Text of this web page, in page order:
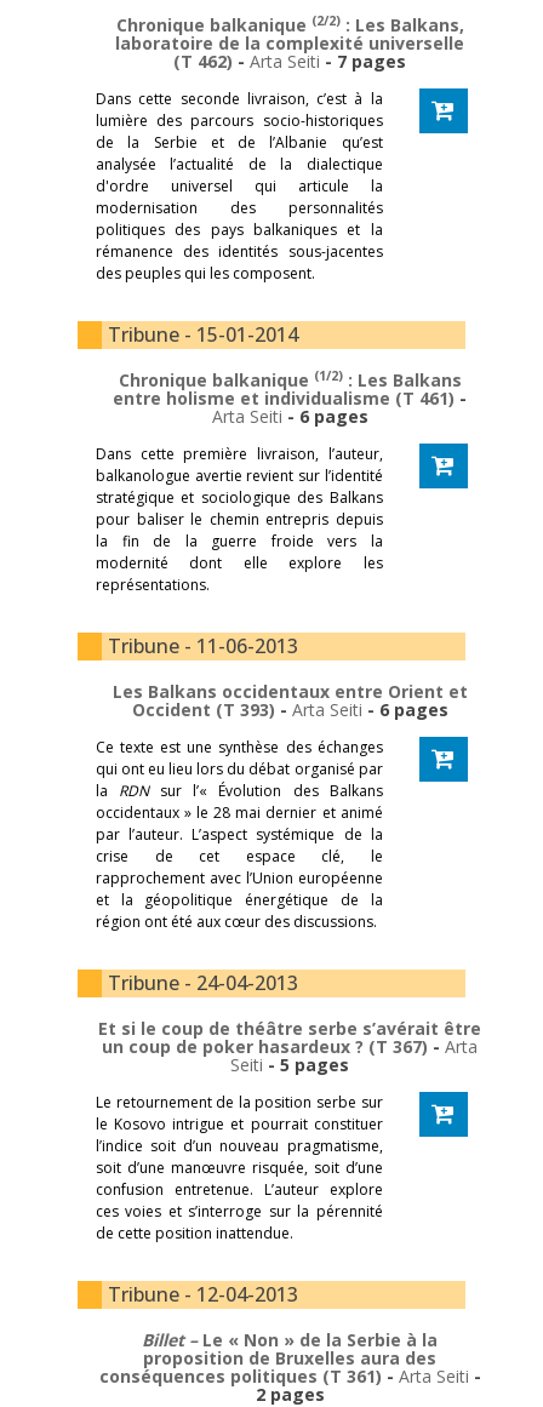
Chronique balkanique (2/2): Les Balkans,
laboratoire de la complexité universelle
(T 462) - Arta Seiti - 7 pages
Dans cette seconde livraison, c’est à la
lumière des parcours socio-historiques
de la Serbie et de l’Albanie qu’est
analysée l’actualité de la dialectique
d'ordre universel qui articule la
modernisation des personnalités
politiques des pays balkaniques et la
rémanence des identités sous-jacentes
des peuples qui les composent.
Tribune - 15-01-2014
Chronique balkanique (1/2): Les Balkans
entre holisme et individualisme (T 461) -
Arta Seiti - 6 pages
Dans cette première livraison, l’auteur,
balkanologue avertie revient sur l’identité
stratégique et sociologique des Balkans
pour baliser le chemin entrepris depuis
la fin de la guerre froide vers la
modernité dont elle explore les
représentations.
Tribune - 11-06-2013
Les Balkans occidentaux entre Orient et
Occident (T 393) - Arta Seiti - 6 pages
Ce texte est une synthèse des échanges
qui ont eu lieu lors du débat organisé par
la RDNsur l’« Évolution des Balkans
occidentaux » le 28 mai dernier et animé
par l’auteur. L’aspect systémique de la
crise de cet espace clé, le
rapprochement avec l’Union européenne
et la géopolitique énergétique de la
région ont été aux cœur des discussions.
Tribune - 24-04-2013
Et si le coup de théâtre serbe s’avérait être
un coup de poker hasardeux ? (T 367) - Arta
Seiti - 5 pages
Le retournement de la position serbe sur
le Kosovo intrigue et pourrait constituer
l’indice soit d’un nouveau pragmatisme,
soit d’une manœuvre risquée, soit d’une
confusion entretenue. L’auteur explore
ces voies et s’interroge sur la pérennité
de cette position inattendue.
Tribune - 12-04-2013
Billet –Le « Non » de la Serbie à la
proposition de Bruxelles aura des
conséquences politiques (T 361) - Arta Seiti -
2 pages